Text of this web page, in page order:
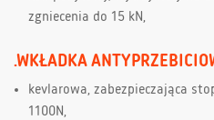
zgniecenia do 15 kN,
.WKŁADKA
kevlarowa, zabezpieczająca
1100N,